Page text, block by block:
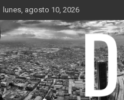
Skip
to
content
lunes, agosto 10, 2026